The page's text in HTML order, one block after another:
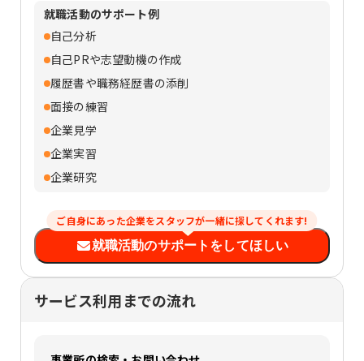
就職活動のサポート例
自己分析
自己PRや志望動機の作成
履歴書や職務経歴書の添削
面接の練習
企業見学
企業実習
企業研究
ご自身にあった企業をスタッフが一緒に探してくれます!
就職活動のサポートをしてほしい
サービス利用までの流れ